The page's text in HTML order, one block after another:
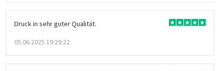
Druck in sehr guter Qualität.
05.06.2025 19:29:22